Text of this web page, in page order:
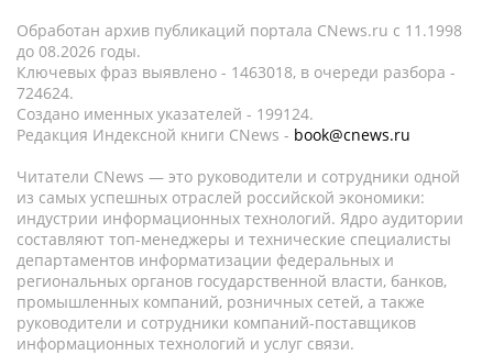
Обработан архив публикаций портала CNews.ru c 11.1998
до 08.2026 годы.
Ключевых фраз выявлено - 1463018, в очереди разбора -
724624.
Создано именных указателей - 199124.
Редакция Индексной книги CNews - book@cnews.ru
Читатели CNews — это руководители и сотрудники одной
из самых успешных отраслей российской экономики:
индустрии информационных технологий. Ядро аудитории
составляют топ-менеджеры и технические специалисты
департаментов информатизации федеральных и
региональных органов государственной власти, банков,
промышленных компаний, розничных сетей, а также
руководители и сотрудники компаний-поставщиков
информационных технологий и услуг связи.